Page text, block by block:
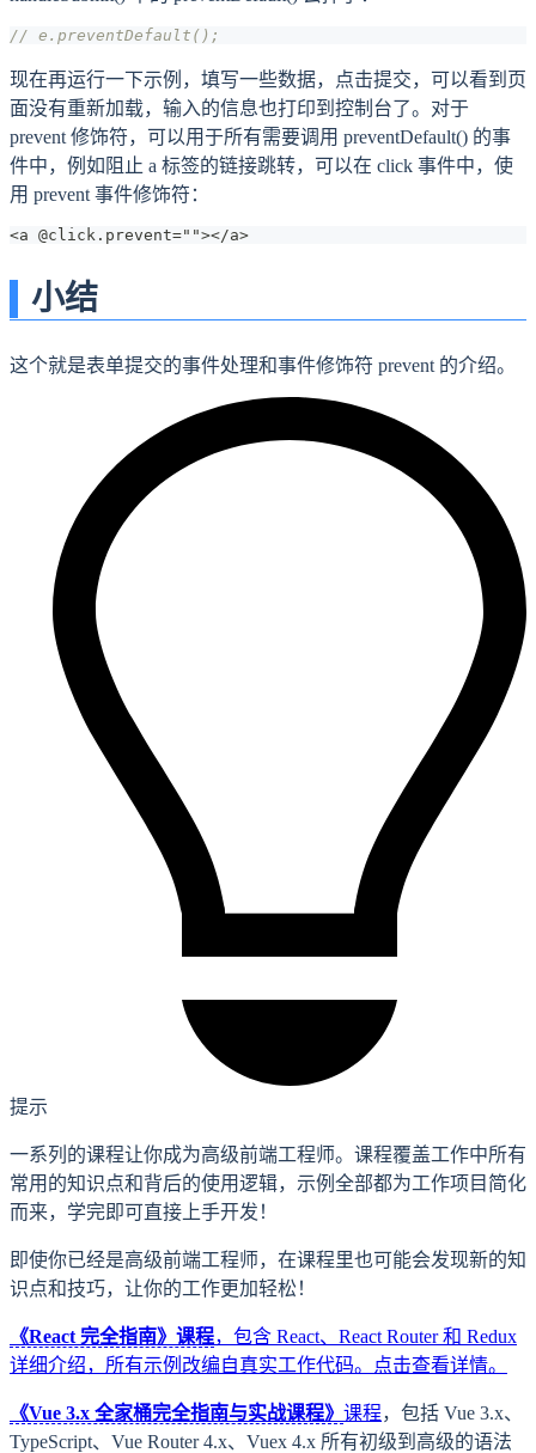
// e.preventDefault();
现在再运行一下示例，填写一些数据，点击提交，可以看到页
面没有重新加载，输入的信息也打印到控制台了。对于
prevent 修饰符，可以用于所有需要调用 preventDefault() 的事
件中，例如阻止 a 标签的链接跳转，可以在 click 事件中，使
用 prevent 事件修饰符：
<a @click.prevent=""></a>
小结
这个就是表单提交的事件处理和事件修饰符 prevent 的介绍。
提示
一系列的课程让你成为高级前端工程师。课程覆盖工作中所有
常用的知识点和背后的使用逻辑，示例全部都为工作项目简化
而来，学完即可直接上手开发！
即使你已经是高级前端工程师，在课程里也可能会发现新的知
识点和技巧，让你的工作更加轻松！
《React 完全指南》课程，包含 React、React Router 和 Redux
详细介绍，所有示例改编自真实工作代码。
点击查看详情。
《Vue 3.x 全家桶完全指南与实战课程》 课程，包括 Vue 3.x、
TypeScript、Vue Router 4.x、Vuex 4.x 所有初级到高级的语法